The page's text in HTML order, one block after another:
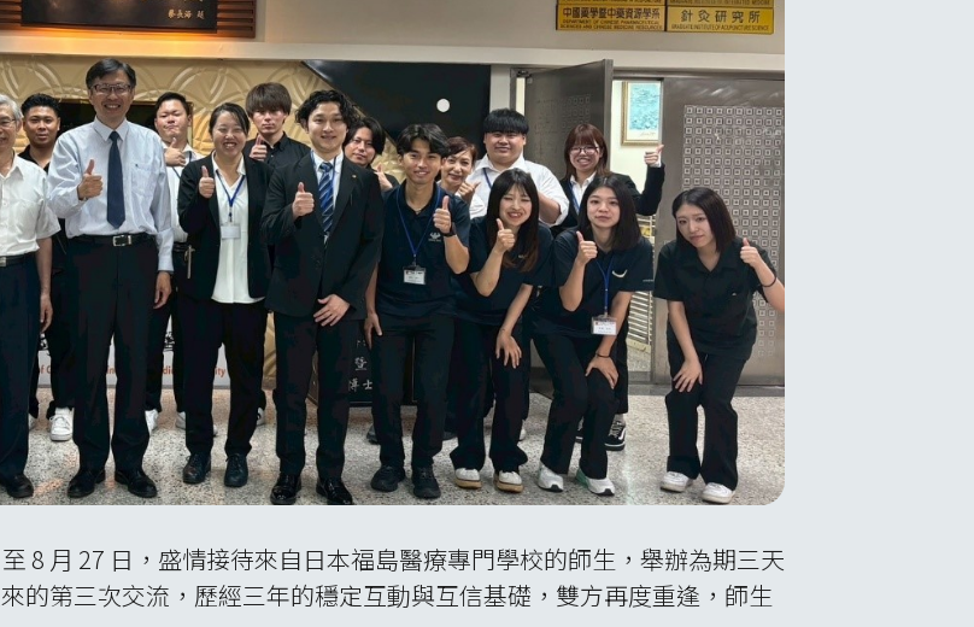
8 月 27 日，盛情接待來自日本福島醫療專門學校的師生，舉辦為期三天
的第三次交流，歷經三年的穩定互動與互信基礎，雙方再度重逢，師生